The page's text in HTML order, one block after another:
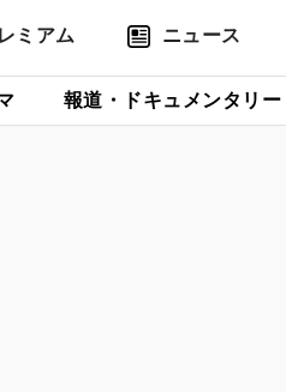
ミアム ニュース
報道・ドキュメンタリー